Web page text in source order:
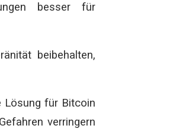
besser für
beibehalten,
Lösung für Bitcoin
verringern